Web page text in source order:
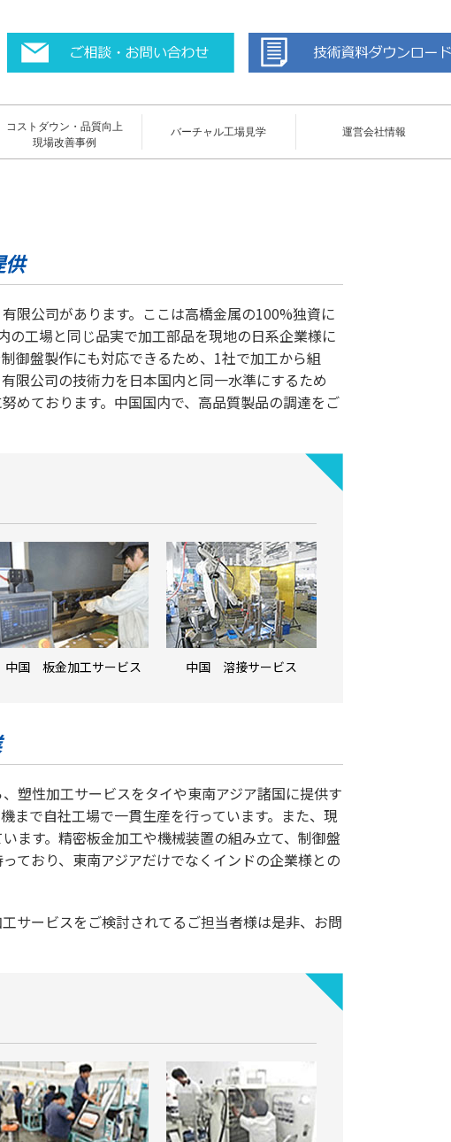
コストダウン・品質向上
現場改善事例
バーチャル工場見学 運営会社情報
供
限公司があります。ここは高橋金属の100%独資に
の工場と同じ品実で加工部品を現地の日系企業様に
御盤製作にも対応できるため、1社で加工から組
限公司の技術力を日本国内と同一水準にするため
めております。中国国内で、高品質製品の調達をご
中国 板金加工サービス 中国 溶接サービス
塑性加工サービスをタイや東南アジア諸国に提供す
まで自社工場で一貫生産を行っています。また、現
ます。精密板金加工や機械装置の組み立て、制御盤
ており、東南アジアだけでなくインドの企業様との
サービスをご検討されてるご担当者様は是非、お問